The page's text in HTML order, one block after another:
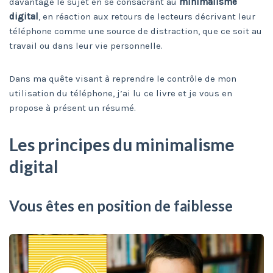
digital, en réaction aux retours de lecteurs décrivant leur
téléphone comme une source de distraction, que ce soit au
travail ou dans leur vie personnelle.
Dans ma quête visant à reprendre le contrôle de mon
utilisation du téléphone, j’ai lu ce livre et je vous en
propose à présent un résumé.
Les principes du minimalisme
digital
Vous êtes en position de faiblesse